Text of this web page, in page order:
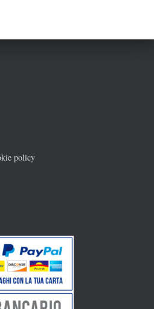
policy